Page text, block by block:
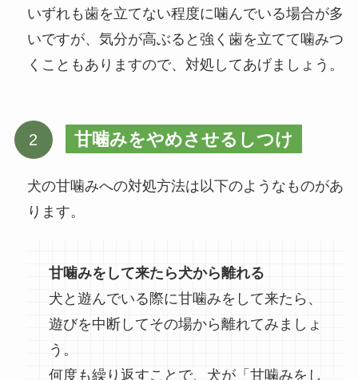
いずれも歯を立てない程度に噛んでいる場合が多
いですが、気分が高ぶると強く歯を立てて噛みつ
くこともありますので、対処してあげましょう。
甘噛みをやめさせるしつけ
犬の甘噛みへの対処方法は以下のようなものがあ
ります。
甘噛みをして来たら犬から離れる
犬と遊んでいる際に甘噛みをして来たら、
遊びを中断してその場から離れてみましょ
う。
何度も繰り返すことで、犬が「甘噛みをし